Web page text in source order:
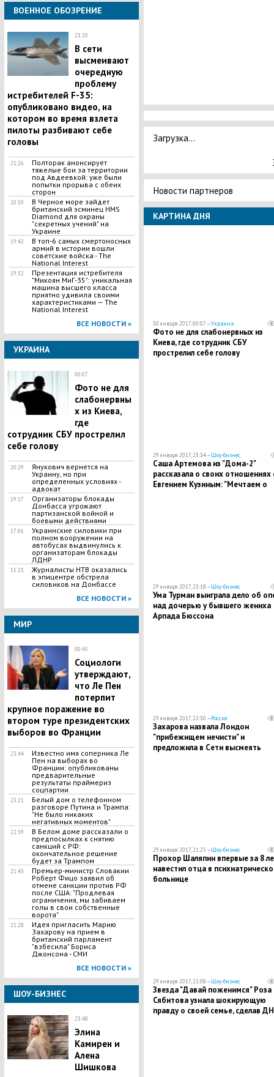
ВОЕННОЕ ОБОЗРЕНИЕ
23:20
В сети
высмеивают
очередную
проблему
истребителей F-35:
опубликовано видео, на
котором во время взлета
пилоты разбивают себе
головы
21:26
Полторак анонсирует
тяжелые бои за территории
под Авдеевкой: уже были
попытки прорыва с обеих
сторон
20:50
В Черное море зайдет
британский эсминец HMS
Diamond для охраны
"секретных учений" на
Украине
19:42
В топ-6 самых смертоносных
армий в истории вошли
советские войска - The
National Interest
19:32
​Презентация истребителя
"Микоян МиГ-35": уникальная
машина высшего класса
приятно удивила своими
характеристиками — The
National Interest
ВСЕ НОВОСТИ »
УКРАИНА
00:07
Фото не для
слабонервны
х из Киева,
где
сотрудник СБУ прострелил
себе голову
20:29
Янукович вернется на
Украину, но при
определенных условиях -
адвокат
19:17
Организаторы блокады
Донбасса угрожают
партизанской войной и
боевыми действиями
17:06
Украинские силовики при
полном вооружении на
автобусах выдвинулись к
организаторам блокады
ЛДНР
15:23
Журналисты НТВ оказались
в эпицентре обстрела
силовиков на Донбассе
ВСЕ НОВОСТИ »
МИР
00:45
Социологи
утверждают,
что Ле Пен
потерпит
крупное поражение во
втором туре президентских
выборов во Франции
23:44
Известно имя соперника Ле
Пен на выборах во
Франции: опубликованы
предварительные
результаты праймериз
соцпартии
23:21
​Белый дом о телефонном
разговоре Путина и Трампа:
"Не было никаких
негативных моментов"
22:59
В Белом доме рассказали о
предпосылках к снятию
санкций с РФ:
окончательное решение
будет за Трампом
21:43
​Премьер-министр Словакии
Роберт Фицо заявил об
отмене санкции против РФ
после США: "Продлевая
ограничения, мы забиваем
голы в свои собственные
ворота"
21:28
Идея пригласить Марию
Захарову на прием в
британский парламент
"взбесила" Бориса
Джонсона - СМИ
ВСЕ НОВОСТИ »
ШОУ-БИЗНЕС
23:48
Элина
Камирен и
Алена
Шишкова
Загрузка...
Новости партнеров
КАРТИНА ДНЯ
30 января 2017, 00:07 —Украина
Фото не для слабонервных из
Киева, где сотрудник СБУ
прострелил себе голову
29 января 2017, 23:34 —Шоу-бизнес
Саша Артемова из "Дома-2"
рассказала о своих отношениях
Евгением Кузиным: "Мечтаем о
29 января 2017, 23:18 —Шоу-бизнес
Ума Турман выиграла дело об
над дочерью у бывшего жениха
Арпада Бюссона
29 января 2017, 22:30 —Россия
Захарова назвала Лондон
"прибежищем нечисти" и
предложила в Сети высмеять
29 января 2017, 21:25 —Шоу-бизнес
Прохор Шаляпин впервые за 8
навестил отца в
больнице
29 января 2017, 21:08 —Шоу-бизнес
Звезда "Давай поженимся" Роза
Сябитова узнала шокирующую
правду о своей семье, сделав